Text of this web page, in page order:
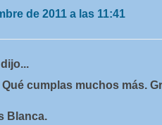
de 2011 a las 11:41
dijo...
Qué cumplas muchos más.
Blanca.